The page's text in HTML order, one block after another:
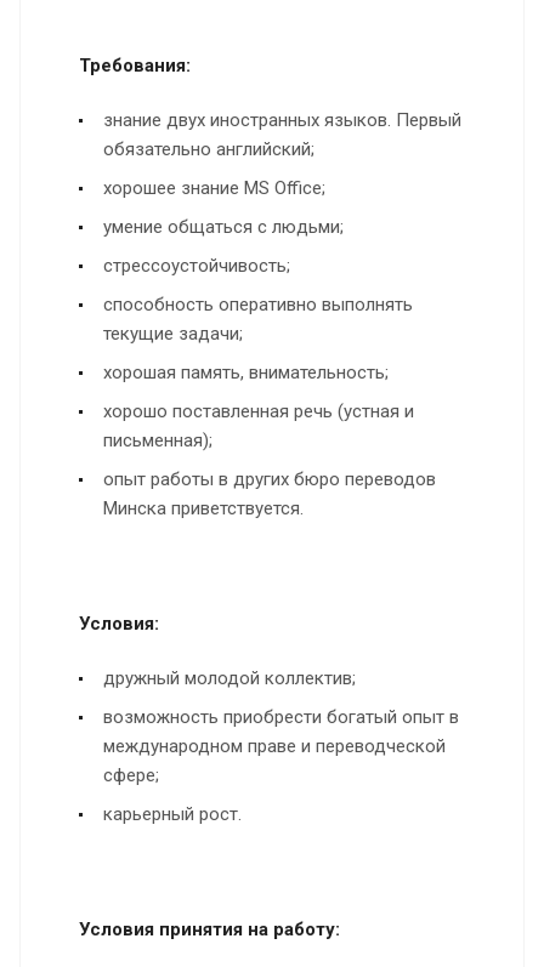
Требования:
знание двух иностранных языков. Первый
обязательно английский;
хорошее знание MS Office;
умение общаться с людьми;
стрессоустойчивость;
способность оперативно выполнять
текущие задачи;
хорошая память, внимательность;
хорошо поставленная речь (устная и
письменная);
опыт работы в других бюро переводов
Минска приветствуется.
Условия:
дружный молодой коллектив;
возможность приобрести богатый опыт в
международном праве и переводческой
сфере;
карьерный рост.
Условия принятия на работу: